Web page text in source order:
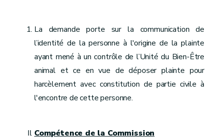
La demande porte sur la communication de
l’identité de la personne à l'origine de la plainte
ayant mené à un contrôle de l’Unité du Bien-Être
animal et ce en vue de déposer plainte pour
harcèlement avec constitution de partie civile à
l'encontre de cette personne.
Compétence de la Commission